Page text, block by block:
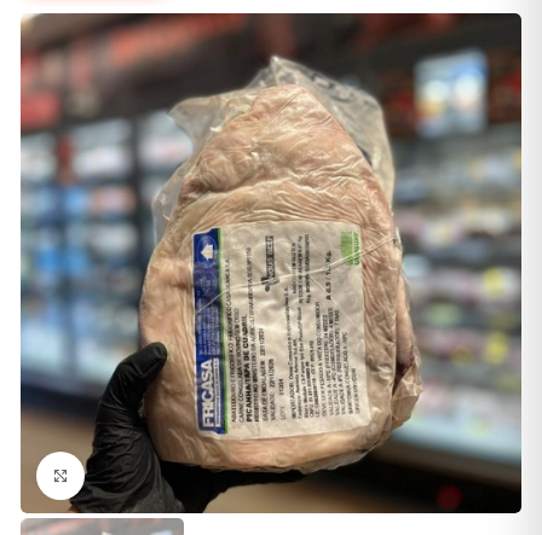
Clique para ampliar